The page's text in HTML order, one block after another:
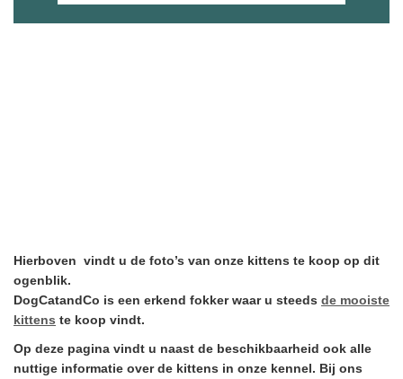
Hierboven vindt u de foto’s van onze kittens te koop op dit
ogenblik.
DogCatandCo is een erkend fokker waar u steeds de mooiste
kittens te koop vindt.
Op deze pagina vindt u naast de beschikbaarheid ook alle
nuttige informatie over de kittens in onze kennel. Bij ons